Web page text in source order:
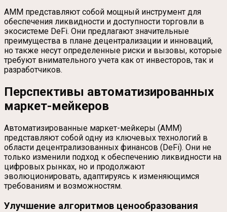
AMM представляют собой мощный инструмент для
обеспечения ликвидности и доступности торговли в
экосистеме DeFi. Они предлагают значительные
преимущества в плане децентрализации и инноваций,
но также несут определенные риски и вызовы, которые
требуют внимательного учета как от инвесторов, так и
разработчиков.
Перспективы автоматизированных
маркет-мейкеров
Автоматизированные маркет-мейкеры (AMM)
представляют собой одну из ключевых технологий в
области децентрализованных финансов (DeFi). Они не
только изменили подход к обеспечению ликвидности на
цифровых рынках, но и продолжают
эволюционировать, адаптируясь к изменяющимся
требованиям и возможностям.
Улучшение алгоритмов ценообразования